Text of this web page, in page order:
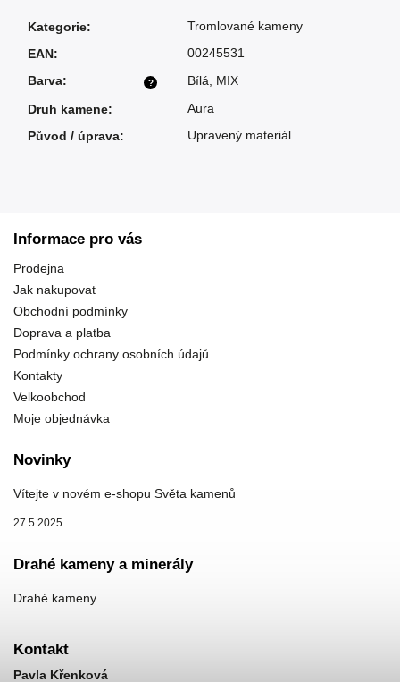
Kategorie:
Tromlované kameny
EAN: 00245531
?
Barva: Bílá
MIX
Druh kamene:
Aura
Původ / úprava: Upravený materiál
Informace pro vás
Prodejna
Jak nakupovat
Obchodní podmínky
Doprava a platba
Podmínky ochrany osobních údajů
Kontakty
Velkoobchod
Moje objednávka
Novinky
Vítejte v novém e-shopu Světa kamenů
27.5.2025
Drahé kameny a minerály
Drahé kameny
Kontakt
Pavla Křenková